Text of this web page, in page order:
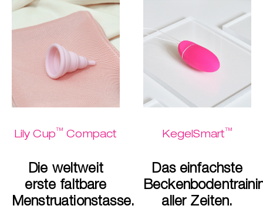
Lily Cup™ Compact
Die weltweit
erste faltbare
Menstruationstasse.
KegelSmart™
Das einfachste
aller Zeiten.